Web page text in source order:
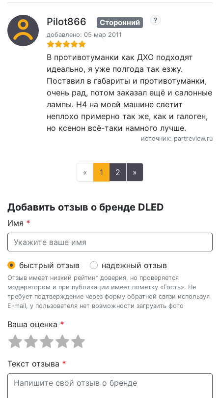
Pilot866 Сторонний
добавлено: 05 мар 2011
В противотуманки как ДХО подходят
идеально, я уже полгода так езжу.
Поставил в габариты и противотуманки,
очень рад, потом заказал ещё и салонные
лампы. Н4 на моей машине светит
неплохо примерно так же, как и галоген,
но ксенон всё-таки намного лучше.
источник: partreview.ru
« 1 2 »
Добавить отзыв о бренде DLED
Имя *
быстрый отзыв надежный отзыв
Отзыв имеет низкий рейтинг доверия, но проверяется
модератором и при публикации имеет пометку «Гость». Не
требует подтверждение через форму обратной связи используя
E-mail, у пользователя нет возможности загрузить фото
Ваша оценка *
Текст отзыва *